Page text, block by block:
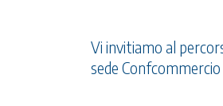
Vi invitiamo al
sede